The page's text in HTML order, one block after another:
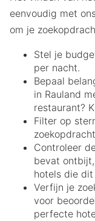
eenvoudig met
om je
Stel je
per nacht.
Bepaal
in Rauland
restaurant?
Filter op
Controleer
bevat
hotels die dit
Verfijn je
voor
perfecte